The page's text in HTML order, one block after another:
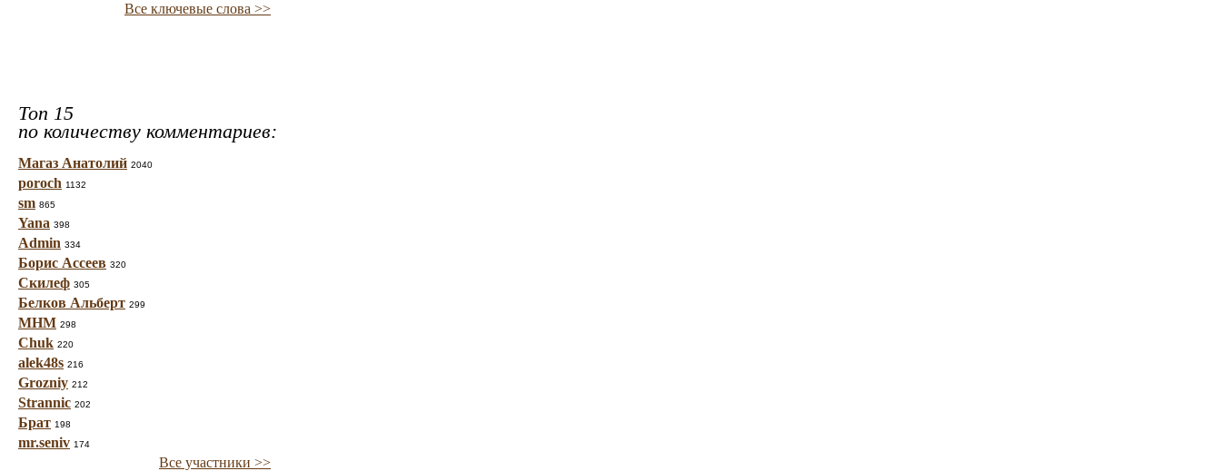
Все ключевые слова >>
Топ 15
по количеству комментариев:
Магаз Анатолий 2040
poroch 1132
sm 865
Yana 398
Admin 334
Борис Ассеев 320
Скилеф 305
Белков Альберт 299
МНМ 298
Chuk 220
alek48s 216
Grozniy 212
Strannic 202
Брат 198
mr.seniv 174
Все участники >>